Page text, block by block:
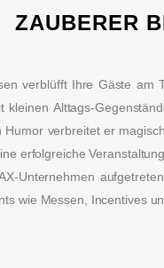
ZAUBERER
verblüfft Ihre Gäste am
kleinen Alttags-
Humor verbreitet er
erfolgreiche
Unternehmen
wie Messen, Incentives